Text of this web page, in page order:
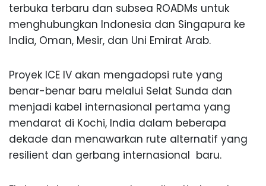
terbuka terbaru dan subsea ROADMs untuk
menghubungkan Indonesia dan Singapura ke
India, Oman, Mesir, dan Uni Emirat Arab.
Proyek ICE IV akan mengadopsi rute yang
benar-benar baru melalui Selat Sunda dan
menjadi kabel internasional pertama yang
mendarat di Kochi, India dalam beberapa
dekade dan menawarkan rute alternatif yang
resilient dan gerbang internasional baru.